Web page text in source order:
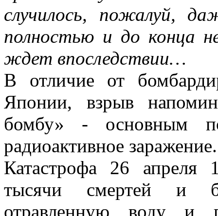
случилось, пожалуй,
полностью и до конца
ждет впоследствии…
В отличие от
Японии, взрыв
бомбу» - основным
радиоактивное заражение.
Катастрофа 26 апреля
тысячи смертей и
отравленную воду и